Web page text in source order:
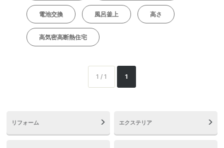
電池交換 風呂釜上 高さ
高気密高断熱住宅
1 / 1 1
リフォーム エクステリア